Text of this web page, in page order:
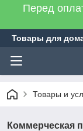
Перед
Товары для
Товары и
Коммерческая